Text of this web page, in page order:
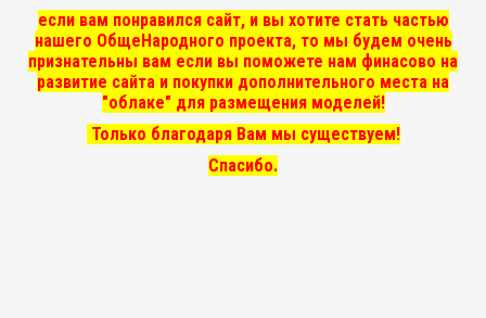
если вам понравился сайт, и вы хотите стать частью
нашего ОбщеНародного проекта, то мы будем очень
признательны вам если вы поможете нам финасово на
развитие сайта и покупки дополнительного места на
"облаке" для размещения моделей!
Только благодаря Вам мы существуем!
Спасибо.